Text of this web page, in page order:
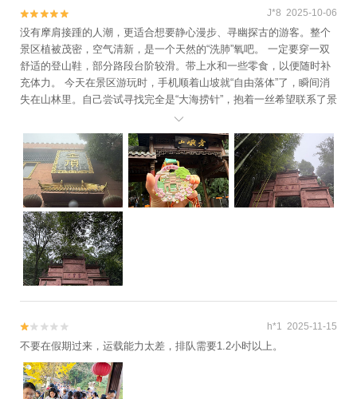

 J*8 2025-10-06
没有摩肩接踵的人潮，更适合想要静心漫步、寻幽探古的游客。整个
景区植被茂密，空气清新，是一个天然的“洗肺”氧吧。 一定要穿一双
舒适的登山鞋，部分路段台阶较滑。带上水和一些零食，以便随时补
充体力。 今天在景区游玩时，手机顺着山坡就“自由落体”了，瞬间消
失在山林里。自己尝试寻找完全是“大海捞针”，抱着一丝希望联系了景
区管理处。没想到响应速度极快，几位工作人员立刻带着工具赶到现
场。他们非常专业，仔细询问了我掉落的位置，然后毫不犹豫地下去
寻找。这两位大哥非常有经验，不顾险阻，耐心下到山间，最终帮我
成功寻回! 这次经历让我看到了景区的专业与高效，以及工作人员的责
任心。衷心感谢!


 h*1 2025-11-15
不要在假期过来，运载能力太差，排队需要1.2小时以上。